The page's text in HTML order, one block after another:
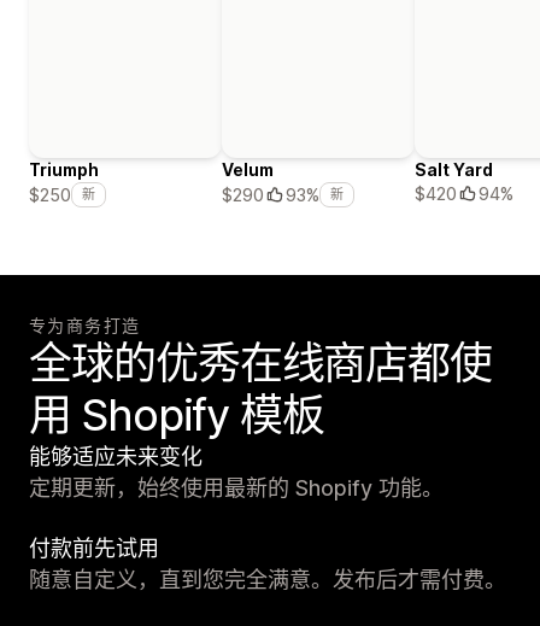
Triumph
$250
新
Velum
$290
93% 新
Salt Yard
$420
94%
专为商务打造
全球的优秀在线商店都使
用 Shopify 模板
能够适应未来变化
定期更新，始终使用最新的 Shopify 功能。
付款前先试用
随意自定义，直到您完全满意。发布后才需付费。